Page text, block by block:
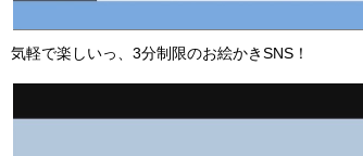
気軽で楽しいっ、3分制限のお絵かきSNS！